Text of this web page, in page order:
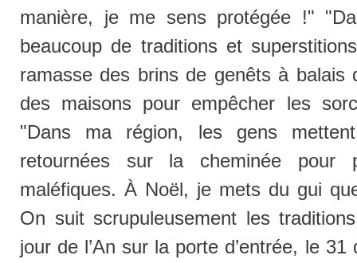
manière, je me sens protégée !"
beaucoup de traditions et
ramasse des brins de genêts à balais
des maisons pour empêcher les
"Dans ma région, les gens
retournées sur la cheminée pour
maléfiques. À Noël, je mets du gui
On suit scrupuleusement les
jour de l’An sur la porte d’entrée, le